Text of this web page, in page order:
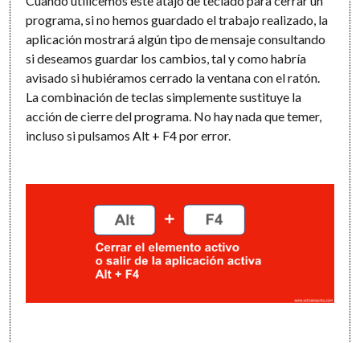
programa, si no hemos guardado el trabajo realizado, la
aplicación mostrará algún tipo de mensaje consultando
si deseamos guardar los cambios, tal y como habría
avisado si hubiéramos cerrado la ventana con el ratón.
La combinación de teclas simplemente sustituye la
acción de cierre del programa. No hay nada que temer,
incluso si pulsamos Alt + F4 por error.